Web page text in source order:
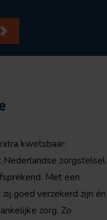
kwetsbaar:
Nederlandse zorgstelsel
Met een
goed verzekerd zijn én
zorg. Zo